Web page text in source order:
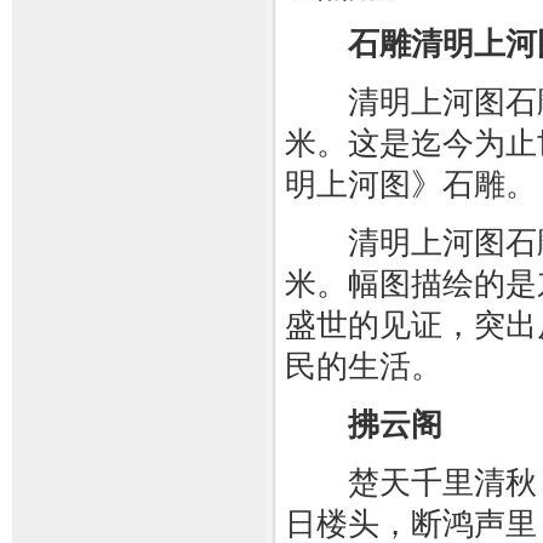
石雕清明上
清明上河图石
米。这是迄今为
明上河图》石雕。
清明上河图石
米。幅图描绘的
盛世的见证，突
民的生活。
拂云阁
楚天千里清秋
日楼头，断鸿声